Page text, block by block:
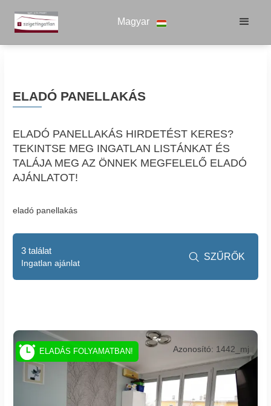
Magyar
ELADÓ PANELLAKÁS
ELADÓ PANELLAKÁS HIRDETÉST KERES?
TEKINTSE MEG INGATLAN LISTÁNKAT ÉS
TALÁJA MEG AZ ÖNNEK MEGFELELŐ ELADÓ
AJÁNLATOT!
eladó panellakás
Azonosító: 1442_mj
ELADÁS FOLYAMATBAN!
3 találat
Ingatlan ajánlat
 SZŰRŐK